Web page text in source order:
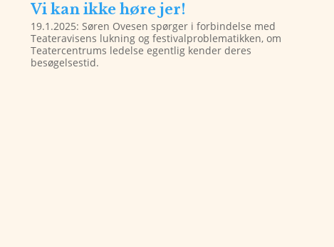
Vi kan ikke høre jer!
19.1.2025: Søren Ovesen spørger i forbindelse med
Teateravisens lukning og festivalproblematikken, om
Teatercentrums ledelse egentlig kender deres
besøgelsestid.